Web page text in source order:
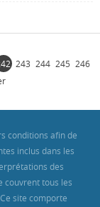
243 244 245 246
conditions afin de
inclus dans les
des
couvrent tous les
site comporte